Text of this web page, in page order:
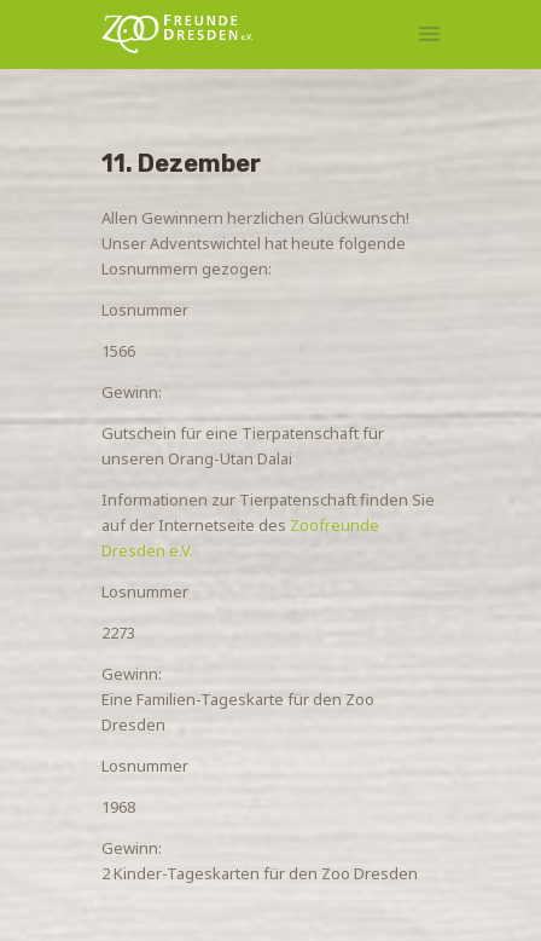
TIERPATENSCHAFT
KONTAKT
11. Dezember
Allen Gewinnern herzlichen Glückwunsch!
Unser Adventswichtel hat heute folgende
Losnummern gezogen:
Losnummer
1566
Gewinn:
Gutschein für eine Tierpatenschaft für
unseren Orang-Utan Dalai
Informationen zur Tierpatenschaft finden Sie
auf der Internetseite des Zoofreunde
Dresden e.V.
Losnummer
2273
Gewinn:
Eine Familien-Tageskarte für den Zoo
Dresden
Losnummer
1968
Gewinn:
2 Kinder-Tageskarten für den Zoo Dresden